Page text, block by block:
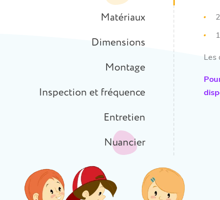
Matériaux
Dimensions
Montage
Inspection et fréquence
Entretien
Nuancier
Les